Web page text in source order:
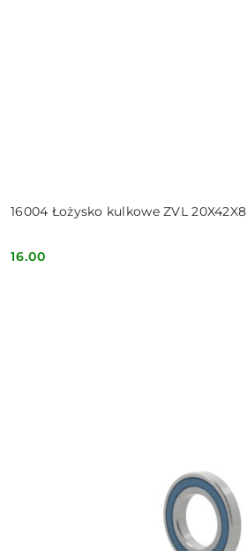
16004 Łożysko kulkowe ZVL 20X42X8
Cena:
16.00